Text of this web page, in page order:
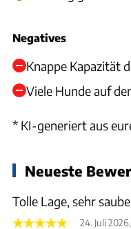
Negatives
Knappe Kapazität
Viele Hunde auf
* KI-generiert aus
Neueste
Tolle Lage, sehr
24. Juli